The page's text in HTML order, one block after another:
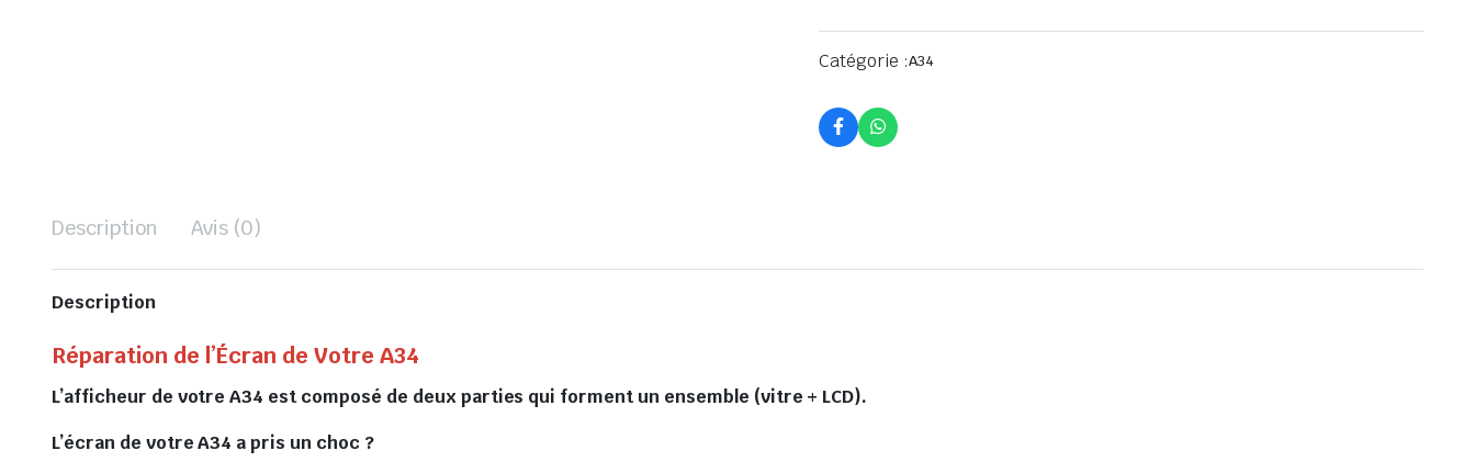
Catégorie :A34
Description Avis (0)
Description
Réparation de l’Écran de Votre A34
L’afficheur de votre A34 est composé de deux parties qui forment un ensemble (vitre + LCD).
L’écran de votre A34 a pris un choc ?